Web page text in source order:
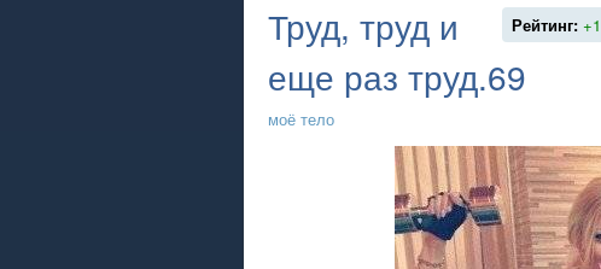
Рейтинг: +1
Труд, труд и
еще раз труд.69
моё тело